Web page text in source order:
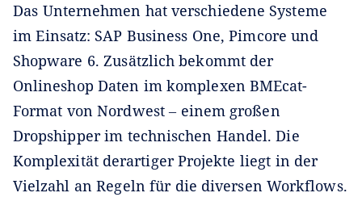
Das Unternehmen hat verschiedene Systeme
im Einsatz: SAP Business One, Pimcore und
Shopware 6. Zusätzlich bekommt der
Onlineshop Daten im komplexen BMEcat-
Format von Nordwest ‒ einem großen
Dropshipper im technischen Handel. Die
Komplexität derartiger Projekte liegt in der
Vielzahl an Regeln für die diversen Workflows.